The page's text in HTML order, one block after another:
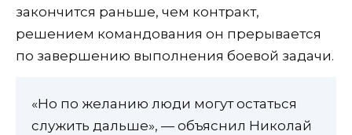
закончится раньше, чем контракт,
решением командования он прерывается
по завершению выполнения боевой задачи.
«Но по желанию люди могут остаться
служить дальше», — объяснил Николай